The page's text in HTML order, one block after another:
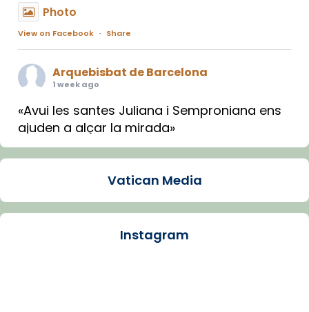
Photo
View on Facebook · Share
Arquebisbat de Barcelona
1 week ago
«Avui les santes Juliana i Semproniana ens
ajuden a alçar la mirada»
Mons. Sergi Gordo, bisbe de Tortosa, ha
Santes de Mataró.
🔗tinyurl.com/cvu5jmbk
Vatican Media
Instagram